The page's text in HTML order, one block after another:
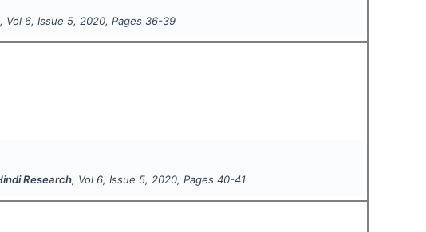
, Vol 6, Issue 5,2020, Pages 36-39
Research, Vol 6, Issue 5,2020, Pages 40-41